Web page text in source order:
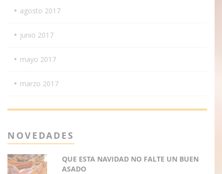
agosto 2017
junio 2017
mayo 2017
marzo 2017
NOVEDADES
QUE ESTA NAVIDAD NO FALTE UN BUEN
ASADO